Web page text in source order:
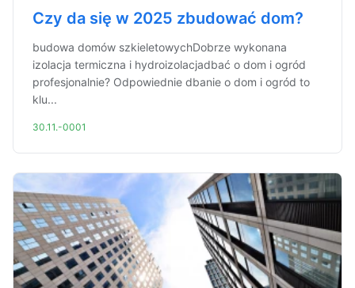
Czy da się w 2025 zbudować dom?
budowa domów szkieletowychDobrze wykonana
izolacja termiczna i hydroizolacjadbać o dom i ogród
profesjonalnie? Odpowiednie dbanie o dom i ogród to
klu...
30.11.-0001